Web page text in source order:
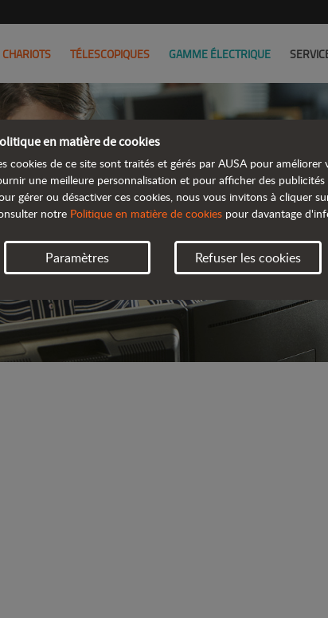
CHARIOTS TÉLESCOPIQUES GAMME ÉLECTRIQUE
NOUS
en matière de cookies
cookies de ce site sont traités et gérés par AUSA pour
une meilleure personnalisation et pour afficher des
gérer ou désactiver ces cookies, nous vous invitons à cliquer
notre Politique en matière de cookies pour davantage
Paramètres Refuser les cookies